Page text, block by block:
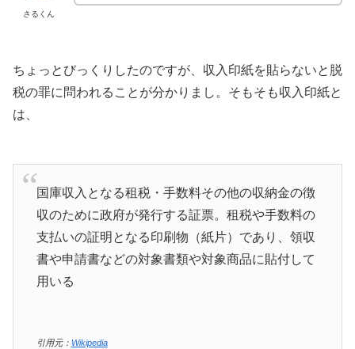
さるくん
ちょっとびっくりしたのですが、収入印紙を貼らないと脱
税の罪に問われることが分かりまし。そもそも収入印紙と
は、
国庫収入となる租税・手数料その他の収納金の徴
収のために政府が発行する証票。租税や手数料の
支払いの証明となる印刷物（紙片）であり、領収
書や申請書などの対象書類や対象商品に貼付して
用いる
引用元： Wikipedia